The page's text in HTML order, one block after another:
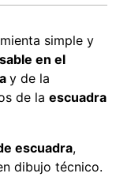
simple y
en el
y de la
de la escuadra
escuadra,
dibujo técnico.